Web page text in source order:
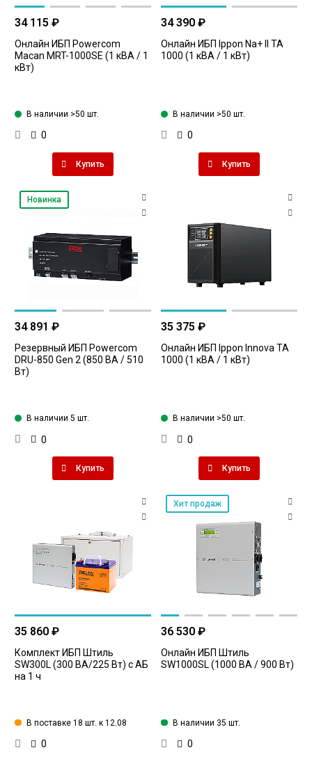
34 115 ₽
Онлайн ИБП Powercom
Macan MRT-1000SE (1 кВА / 1
кВт)
В наличии >50 шт.
0
Купить
34 390 ₽
Онлайн ИБП Ippon Na+ II TA
1000 (1 кВА / 1 кВт)
В наличии >50 шт.
0
Купить
Новинка
34 891 ₽
Резервный ИБП Powercom
DRU-850 Gen 2 (850 ВА / 510
Вт)
В наличии 5 шт.
0
Купить
35 375 ₽
Онлайн ИБП Ippon Innova TA
1000 (1 кВА / 1 кВт)
В наличии >50 шт.
0
Купить
35 860 ₽
Комплект ИБП Штиль
SW300L (300 ВА/225 Вт) c АБ
на 1 ч
В поставке 18 шт. к 12.08
0
Хит продаж
36 530 ₽
Онлайн ИБП Штиль
SW1000SL (1000 ВА / 900 Вт)
В наличии 35 шт.
0